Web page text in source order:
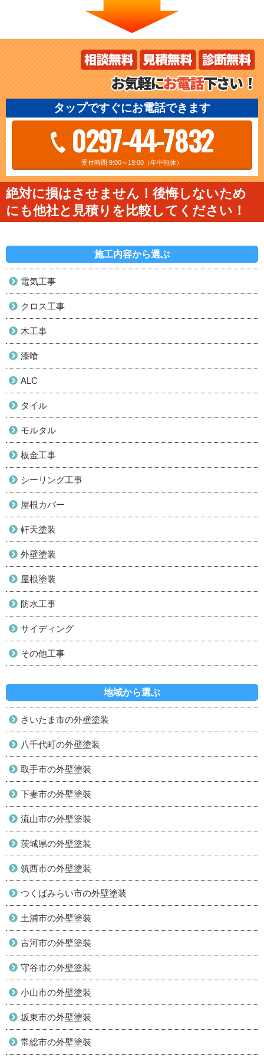
タップですぐにお電話できます
0297-44-7832
受付時間 9:00～19:00（年中無休）
絶対に損はさせません！後悔しないため
にも他社と見積りを比較してください！
施工内容から選ぶ
電気工事
クロス工事
木工事
漆喰
ALC
タイル
モルタル
板金工事
シーリング工事
屋根カバー
軒天塗装
外壁塗装
屋根塗装
防水工事
サイディング
その他工事
地域から選ぶ
さいたま市の外壁塗装
八千代町の外壁塗装
取手市の外壁塗装
下妻市の外壁塗装
流山市の外壁塗装
茨城県の外壁塗装
筑西市の外壁塗装
つくばみらい市の外壁塗装
土浦市の外壁塗装
古河市の外壁塗装
守谷市の外壁塗装
小山市の外壁塗装
坂東市の外壁塗装
常総市の外壁塗装